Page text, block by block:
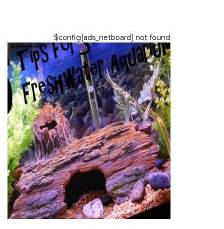
$config[ads_netboard] not found
PECES Y ACUARIOS
5 consejos para comenzar un
acuario de agua dulce: más allá
de la guía de instalación
9,2026